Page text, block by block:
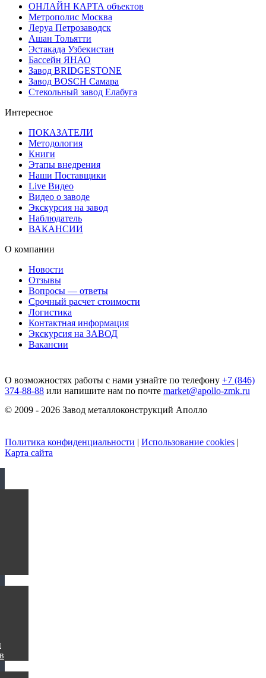
ОНЛАЙН КАРТА объектов
Метрополис Москва
Леруа Петрозаводск
Ашан Тольятти
Эстакада Узбекистан
Бассейн ЯНАО
Завод BRIDGESTONE
Завод BOSCH Самара
Стекольный завод Елабуга
Интересное
ПОКАЗАТЕЛИ
Методология
Книги
Этапы внедрения
Наши Поставщики
Live Видео
Видео о заводе
Экскурсия на завод
Наблюдатель
ВАКАНСИИ
О компании
Новости
Отзывы
Вопросы — ответы
Срочный расчет стоимости
Логистика
Контактная информация
Экскурсия на ЗАВОД
Вакансии
О возможностях работы с нами узнайте по телефону +7 (846)
374-88-88 или напишите нам по почте market@apollo-zmk.ru
© 2009 - 2026 Завод металлоконструкций Аполло
Политика конфиденциальности | Использование cookies |
Карта сайта